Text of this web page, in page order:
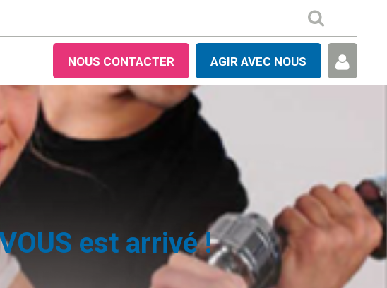
NOUS CONTACTER AGIR AVEC NOUS
est arrivé !